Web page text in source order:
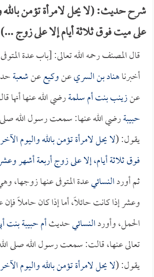
شرح حديث: (لا يحل لامرأة تؤمن بالله
على ميت فوق ثلاثة أيام إلا على زوج ...)
قال المصنف رحمه الله تعالى: [باب عدة
أخبرناهناد بن السريعنوكيععنشعبة
عنزينب بنت أم سلمةرضي الله عنها أنها
حبيبةرضي الله عنها: سمعت رسول الله صلى
يقول: (لا يحل لامرأة تؤمن بالله واليوم
فوق ثلاثة أيام، إلا على زوج أربعة أشهر
ثم أوردالنسائيعدة المتوفى عنها زوجها،
وعشر إذا كانت حائلاً، أما إذا كان حاملاً
الحمل، وأوردالنسائيحديثأم حبيبة بنت
تعالى عنها، قالت: سمعت رسول الله صلى
يقول: (لا يحل لامرأة تؤمن بالله واليوم